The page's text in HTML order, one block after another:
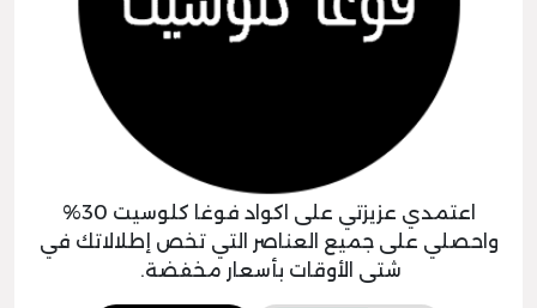
اعتمدي عزيزتي على اكواد فوغا كلوسيت 30%
واحصلي على جميع العناصر التي تخص إطلالاتك في
شتى الأوقات بأسعار مخفضة.